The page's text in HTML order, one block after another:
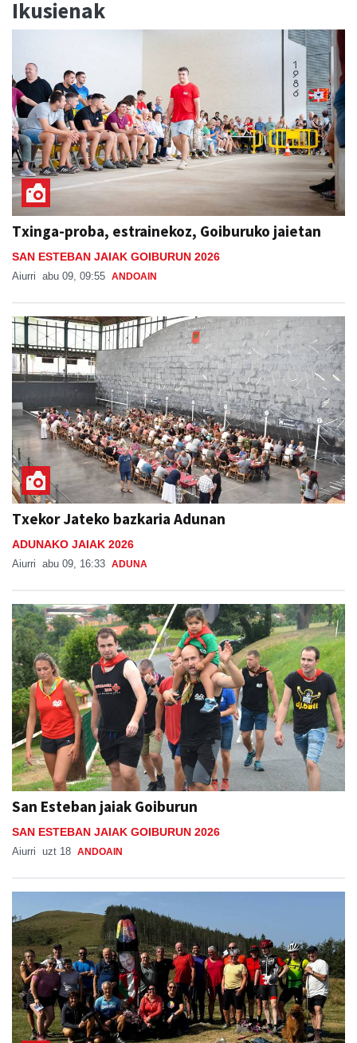
Ikusienak
Txinga-proba, estrainekoz, Goiburuko jaietan
SAN ESTEBAN JAIAK GOIBURUN 2026
Aiurri abu 09, 09:55 ANDOAIN
Txekor Jateko bazkaria Adunan
ADUNAKO JAIAK 2026
Aiurri abu 09, 16:33 ADUNA
San Esteban jaiak Goiburun
SAN ESTEBAN JAIAK GOIBURUN 2026
Aiurri uzt 18 ANDOAIN